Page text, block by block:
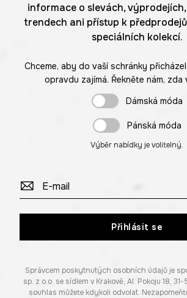
informace o slevách,
trendech ani přístup k
speciálních kolekcí.
Chceme, aby do vaší schránky
opravdu zajímá. Řekněte nám, zda
Dámská móda
Pánská móda
Výběr nabídky je volitelný.
Přihlásit se
Správcem poskytnutých osobních údajů je
sp. z o.o. se sídlem v Krakově, Al. Pokoju 18,
souhlas můžete kdykoli odvolat.